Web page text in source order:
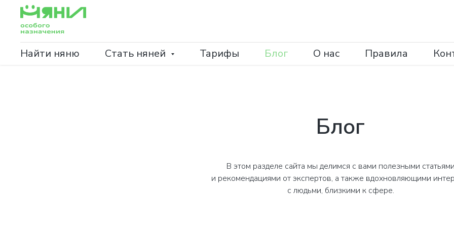
Найти няню Стать няней Тарифы Блог О нас Правила
Блог
В этом разделе сайта мы делимся с вами полезными статьями
и рекомендациями от экспертов, а также вдохновляющими
с людьми, близкими к сфере.